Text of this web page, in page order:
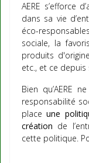
AERE s’efforce
dans sa vie
éco-
sociale, la
produits
etc., et ce depuis
Bien qu’AERE
responsabilité
placeune
création de
cette politique.